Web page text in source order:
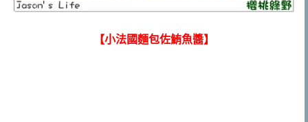
【小法國麵包佐鮪魚醬】